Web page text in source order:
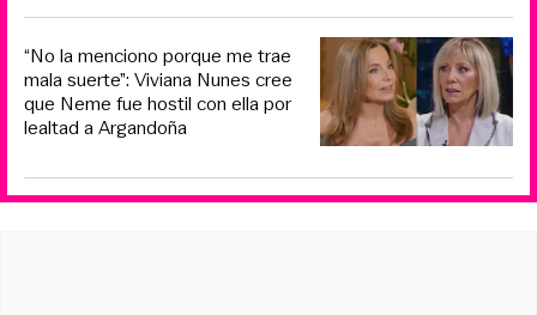
“No la menciono porque me trae
mala suerte”: Viviana Nunes cree
que Neme fue hostil con ella por
lealtad a Argandoña